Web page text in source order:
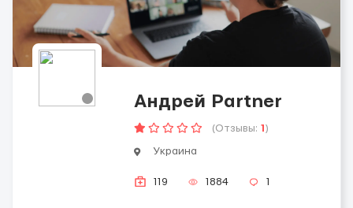
Андрей Partner
(Отзывы: 1 )
Украина
119 1884 1